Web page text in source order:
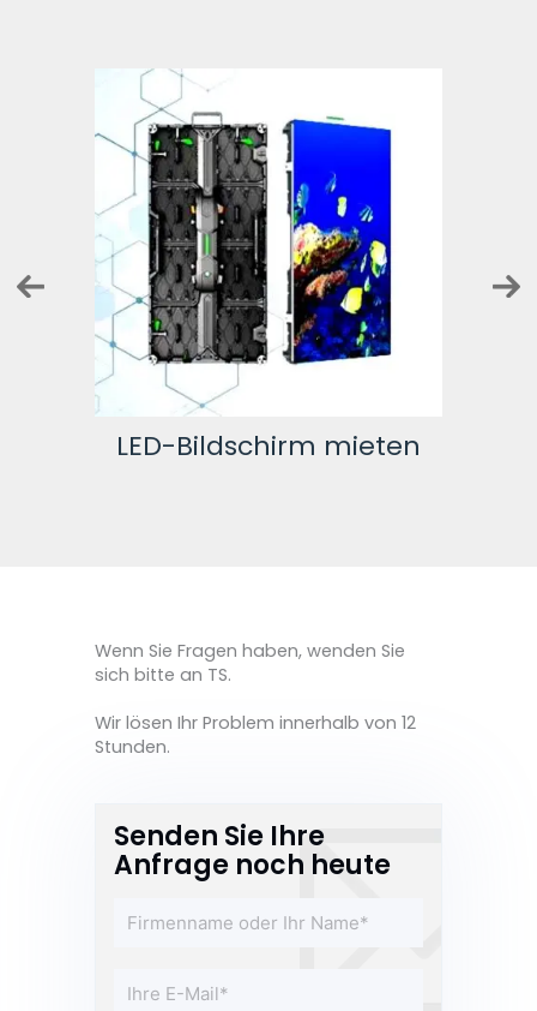
LED-Bildschirm mieten
Wenn Sie Fragen haben, wenden Sie
sich bitte an TS.
Wir lösen Ihr Problem innerhalb von 12
Stunden.
Senden Sie Ihre
Anfrage noch heute